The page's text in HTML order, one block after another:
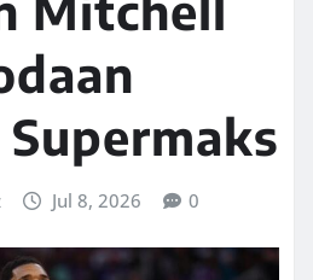
Jul 8, 2026 0